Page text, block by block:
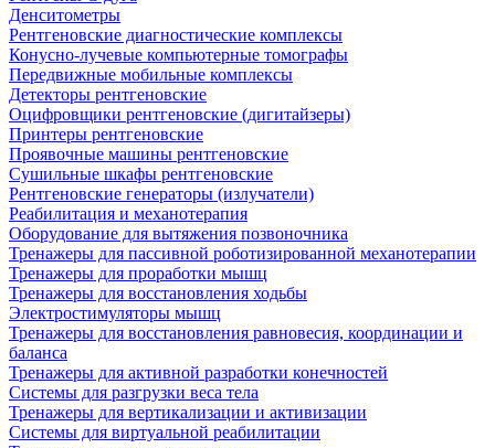
Денситометры
Рентгеновские диагностические комплексы
Конусно-лучевые компьютерные томографы
Передвижные мобильные комплексы
Детекторы рентгеновские
Оцифровщики рентгеновские (дигитайзеры)
Принтеры рентгеновские
Проявочные машины рентгеновские
Сушильные шкафы рентгеновские
Рентгеновские генераторы (излучатели)
Реабилитация и механотерапия
Оборудование для вытяжения позвоночника
Тренажеры для пассивной роботизированной механотерапии
Тренажеры для проработки мышц
Тренажеры для восстановления ходьбы
Электростимуляторы мышц
Тренажеры для восстановления равновесия, координации и
баланса
Тренажеры для активной разработки конечностей
Системы для разгрузки веса тела
Тренажеры для вертикализации и активизации
Системы для виртуальной реабилитации